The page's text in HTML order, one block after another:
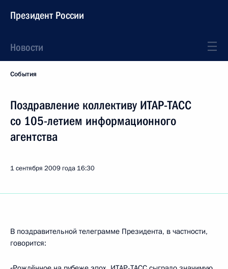
Президент России
Новости
События
Поздравление коллективу ИТАР-ТАСС
со 105-летием информационного
агентства
1 сентября 2009 года 16:30
В поздравительной телеграмме Президента, в частности,
говорится: